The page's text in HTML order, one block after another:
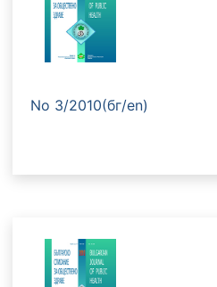
No 3/2010(бг/en)